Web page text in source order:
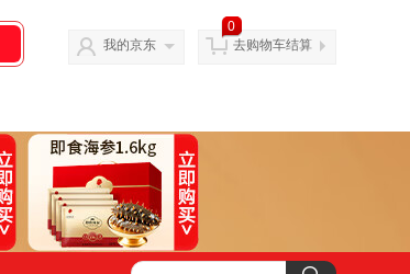
我的京东
0
去购物车结算